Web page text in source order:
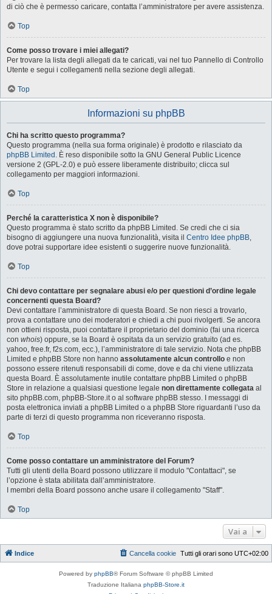
di ciò che è permesso caricare, contatta l’amministratore per avere assistenza.
Top
Come posso trovare i miei allegati?
Per trovare la lista degli allegati da te caricati, vai nel tuo Pannello di Controllo
Utente e segui i collegamenti nella sezione degli allegati.
Top
Informazioni su phpBB
Chi ha scritto questo programma?
Questo programma (nella sua forma originale) è prodotto e rilasciato da
phpBB Limited . È reso disponibile sotto la GNU General Public Licence
versione 2 (GPL-2.0) e può essere liberamente distribuito; clicca sul
collegamento per maggiori informazioni.
Top
Perché la caratteristica X non è disponibile?
Questo programma è stato scritto da phpBB Limited. Se credi che ci sia
bisogno di aggiungere una nuova funzionalità, visita il Centro Idee phpBB,
dove potrai supportare idee esistenti o suggerire nuove funzionalità.
Top
Chi devo contattare per segnalare abusi e/o per questioni d’ordine legale
concernenti questa Board?
Devi contattare l’amministratore di questa Board. Se non riesci a trovarlo,
prova a contattare uno dei moderatori e chiedi a chi puoi rivolgerti. Se ancora
non ottieni risposta, puoi contattare il proprietario del dominio (fai una ricerca
con whois) oppure, se la Board è ospitata da un servizio gratuito (ad es.
yahoo, free.fr, f2s.com, ecc.), l’amministratore di tale servizio. Nota che phpBB
Limited e phpBB Store non hanno assolutamente alcun controllo e non
possono essere ritenuti responsabili di come, dove e da chi viene utilizzata
questa Board. È assolutamente inutile contattare phpBB Limited o phpBB
Store in relazione a qualsiasi questione legale non direttamente collegata al
sito phpBB.com, phpBB-Store.it o al software phpBB stesso. I messaggi di
posta elettronica inviati a phpBB Limited o a phpBB Store riguardanti l’uso da
parte di terzi di questo programma non riceveranno risposta.
Top
Come posso contattare un amministratore del Forum?
Tutti gli utenti della Board possono utilizzare il modulo "Contattaci", se
l’opzione è stata abilitata dall’amministratore.
I membri della Board possono anche usare il collegamento "Staff".
Top
Vai a
Indice Tutti gli orari sono UTC+02:00
Cancella cookie
Powered by phpBB® Forum Software © phpBB Limited
Traduzione Italiana phpBB-Store.it